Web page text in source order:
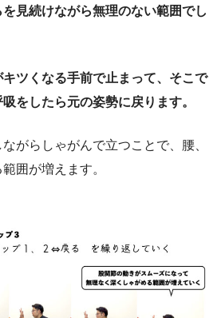
見続けながら無理のない範囲でし
ツくなる手前で止まって、そこで
をしたら元の姿勢に戻ります。
がらしゃがんで立つことで、腰、
囲が増えます。